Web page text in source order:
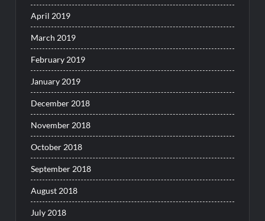
April 2019
March 2019
February 2019
January 2019
December 2018
November 2018
October 2018
September 2018
August 2018
July 2018